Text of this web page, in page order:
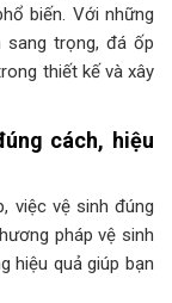
biến. Với những
trọng, đá ốp
thiết kế và xây
cách, hiệu
việc vệ sinh đúng
pháp vệ sinh
hiệu quả giúp bạn